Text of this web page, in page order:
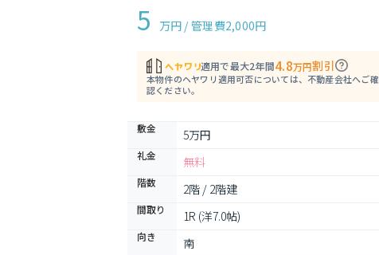
5 万円 / 管理費2,000円
適用で最大2年間4.8万円割引
本物件のヘヤワリ適用可否については、不動産会社へご確
認ください。
敷金 5万円
礼金 無料
階数 2階 / 2階建
間取り 1R (洋7.0帖)
向き
南